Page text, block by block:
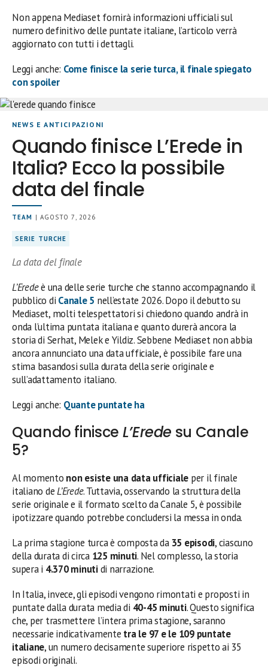
Non appena Mediaset fornirà informazioni ufficiali sul
numero definitivo delle puntate italiane, l’articolo verrà
aggiornato con tutti i dettagli.
Leggi anche: Come finisce la serie turca, il finale spiegato
con spoiler
NEWS E ANTICIPAZIONI
Quando finisce L’Erede in
Italia? Ecco la possibile
data del finale
TEAM | AGOSTO 7, 2026
SERIE TURCHE
La data del finale
L’Eredeè una delle serie turche che stanno accompagnando il
pubblico di Canale 5 nell’estate 2026. Dopo il debutto su
Mediaset, molti telespettatori si chiedono quando andrà in
onda l’ultima puntata italiana e quanto durerà ancora la
storia di Serhat, Melek e Yildiz. Sebbene Mediaset non abbia
ancora annunciato una data ufficiale, è possibile fare una
stima basandosi sulla durata della serie originale e
sull’adattamento italiano.
Leggi anche: Quante puntate ha
Quando finisce L’Erede su Canale
5?
Al momento non esiste una data ufficiale per il finale
italiano deL’Erede. Tuttavia, osservando la struttura della
serie originale e il formato scelto da Canale 5, è possibile
ipotizzare quando potrebbe concludersi la messa in onda.
La prima stagione turca è composta da 35 episodi, ciascuno
della durata di circa 125 minuti. Nel complesso, la storia
supera i 4.370 minutidi narrazione.
In Italia, invece, gli episodi vengono rimontati e proposti in
puntate dalla durata media di 40-45 minuti. Questo significa
che, per trasmettere l’intera prima stagione, saranno
necessarie indicativamente tra le 97 e le 109 puntate
italiane, un numero decisamente superiore rispetto ai 35
episodi originali.